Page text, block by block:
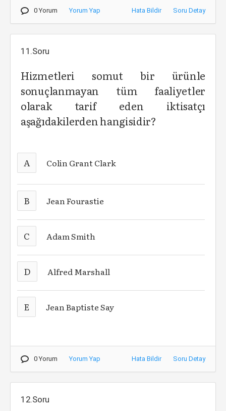
0 Yorum Yorum Yap Hata Bildir Soru Detay
11.Soru
Hizmetleri somut bir ürünle
sonuçlanmayan tüm faaliyetler
olarak tarif eden iktisatçı
aşağıdakilerden hangisidir?
A Colin Grant Clark
B Jean Fourastie
C Adam Smith
D Alfred Marshall
E Jean Baptiste Say
0 Yorum Yorum Yap Hata Bildir Soru Detay
12.Soru